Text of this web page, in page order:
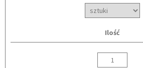
Ilość